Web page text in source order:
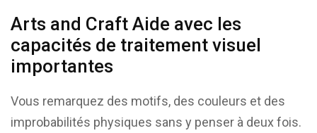
Arts and Craft Aide avec les
capacités de traitement visuel
importantes
Vous remarquez des motifs, des couleurs et des
improbabilités physiques sans y penser à deux fois.